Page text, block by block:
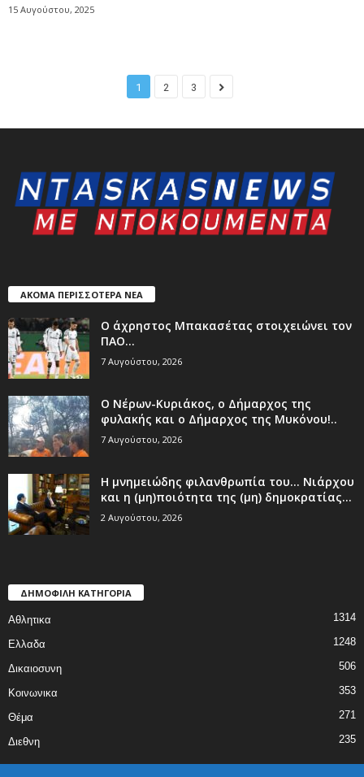
15 Αυγούστου, 2025
1 2 3
ΑΚΟΜΑ ΠΕΡΙΣΣΟΤΕΡΑ ΝΕΑ
Ο άχρηστος Μπακασέτας στοιχειώνει τον
ΠΑΟ…
7 Αυγούστου, 2026
Ο Νέρων-Κυριάκος, o Δήμαρχος της
φυλακής και ο Δήμαρχος της Μυκόνου!..
7 Αυγούστου, 2026
Η μνημειώδης φιλανθρωπία του… Νιάρχου
και η (μη)ποιότητα της (μη) δημοκρατίας...
2 Αυγούστου, 2026
ΔΗΜΟΦΙΛΗ ΚΑΤΗΓΟΡΙΑ
Αθλητικα 1314
Ελλαδα 1248
Δικαιοσυνη 506
Κοινωνικα 353
Θέμα 271
Διεθνη 235